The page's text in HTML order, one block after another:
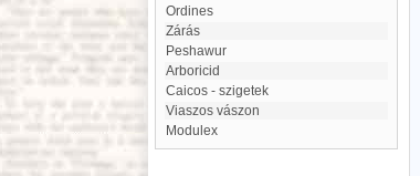
Ordines
Zárás
Peshawur
Arboricid
Caicos - szigetek
Viaszos vászon
modulex